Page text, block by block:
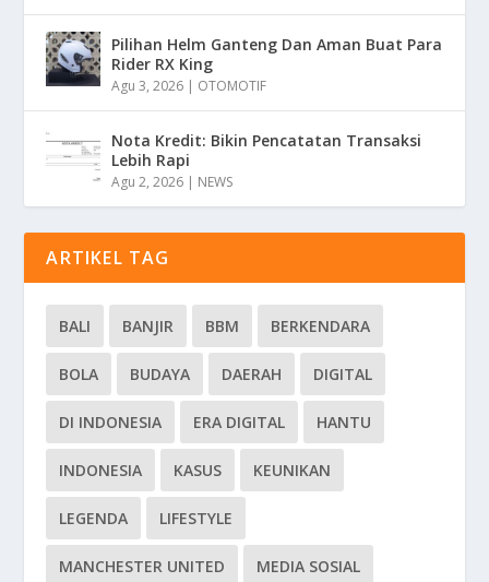
Pilihan Helm Ganteng Dan Aman Buat Para
Rider RX King
Agu 3, 2026 | OTOMOTIF
Nota Kredit: Bikin Pencatatan Transaksi
Lebih Rapi
Agu 2, 2026 | NEWS
ARTIKEL TAG
BALI BANJIR BBM BERKENDARA
BOLA BUDAYA DAERAH DIGITAL
DI INDONESIA ERA DIGITAL HANTU
INDONESIA KASUS KEUNIKAN
LEGENDA LIFESTYLE
MANCHESTER UNITED MEDIA SOSIAL